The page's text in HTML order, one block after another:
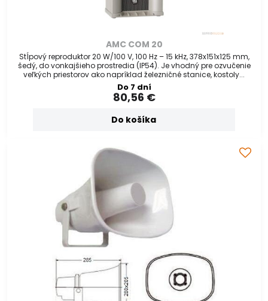
AMC COM 20
Stĺpový reproduktor 20 W/100 V, 100 Hz – 15 kHz, 378x151x125 mm,
šedý, do vonkajšieho prostredia (IP54). Je vhodný pre ozvučenie
veľkých priestorov ako napríklad železničné stanice, kostoly...
Do 7 dní
80,56 €
Do košíka